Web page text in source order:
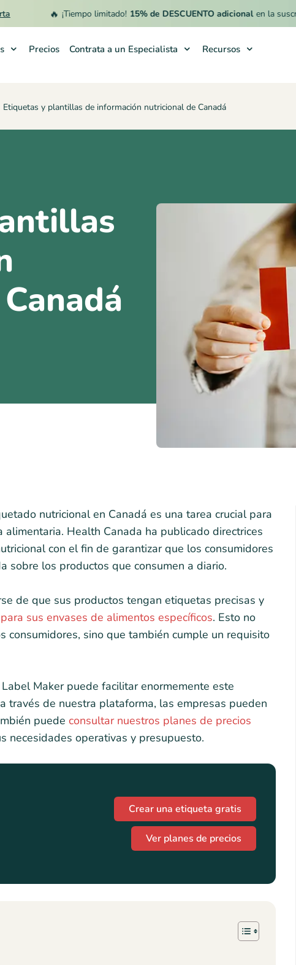
¡Tiempo limitado! 15% de DESCUENTO adicional en la
Precios Contrata a un Especialista Recursos
Etiquetas y plantillas de información nutricional de Canadá
nutricional en Canadá es una tarea crucial para
Health Canada ha publicado directrices
con el fin de garantizar que los consumidores
sobre los productos que consumen a diario.
de que sus productos tengan etiquetas precisas y
sus envases de alimentos específicos. Esto no
consumidores, sino que también cumple un requisito
Maker puede facilitar enormemente este
a través de nuestra plataforma, las empresas pueden
puede consultar nuestros planes de precios
necesidades operativas y presupuesto.
Crear una etiqueta gratis
Ver planes de precios